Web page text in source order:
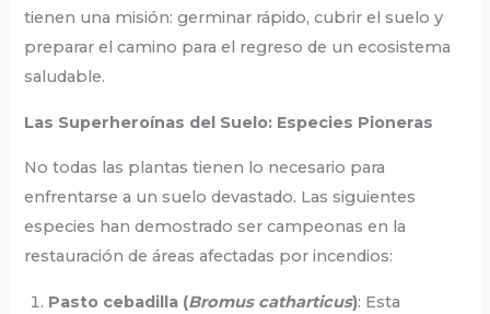
tienen una misión: germinar rápido, cubrir el suelo y
preparar el camino para el regreso de un ecosistema
saludable.
Las Superheroínas del Suelo: Especies Pioneras
No todas las plantas tienen lo necesario para
enfrentarse a un suelo devastado. Las siguientes
especies han demostrado ser campeonas en la
restauración de áreas afectadas por incendios:
Pasto cebadilla (Bromus catharticus): Esta